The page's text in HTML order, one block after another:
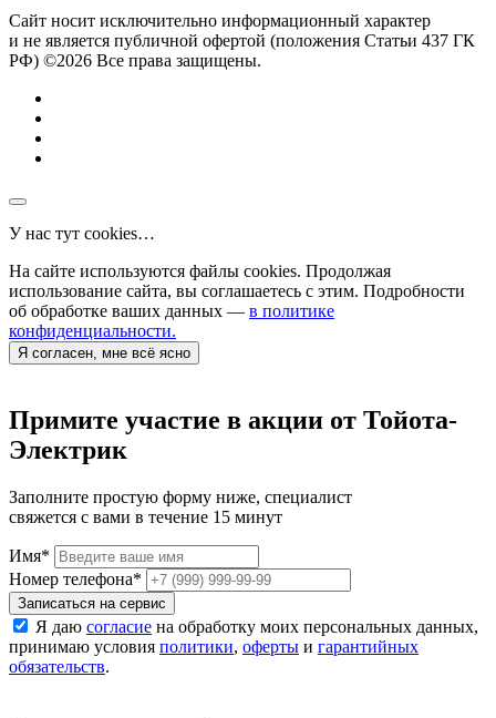
Сайт носит исключительно информационный характер
и не является публичной офертой (положения Статьи 437 ГК
РФ) ©2026 Все права защищены.
У нас тут cookies…
На сайте используются файлы cookies. Продолжая
использование сайта, вы соглашаетесь с этим. Подробности
об обработке ваших данных — в политике
конфиденциальности.
Я согласен, мне всё ясно
Примите участие в акции от Тойота-
Электрик
Заполните простую форму ниже, специалист
свяжется с вами в течение 15 минут
Имя*
Номер телефона*
Записаться на сервис
Я даю согласие на обработку моих персональных данных,
принимаю условия политики, оферты и гарантийных
обязательств.